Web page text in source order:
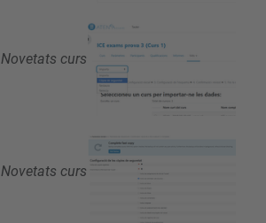
Novetats curs
Novetats curs